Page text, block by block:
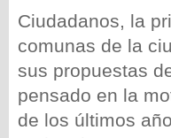
Ciudadanos, la
comunas de la
sus propuestas
pensado en la
de los últimos